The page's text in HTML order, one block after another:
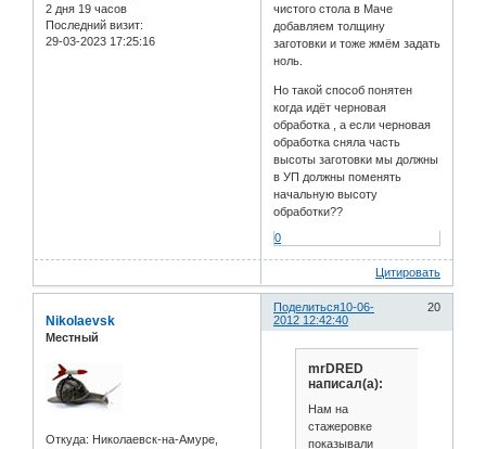
2 дня 19 часов
Последний визит:
29-03-2023 17:25:16
чистого стола в Маче
добавляем толщину
заготовки и тоже жмём задать
ноль.
Но такой способ понятен
когда идёт черновая
обработка , а если черновая
обработка сняла часть
высоты заготовки мы должны
в УП должны поменять
начальную высоту
обработки??
0
Цитировать
Поделиться 20
10-06-
2012 12:42:40
Nikolaevsk
Местный
Откуда: Николаевск-на-Амуре,
mrDRED
написал(а):
Нам на
стажеровке
показывали